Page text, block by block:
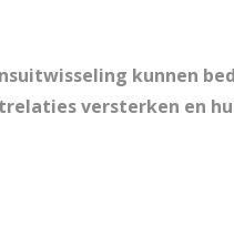
kunnen
versterken en